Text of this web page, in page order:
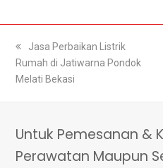
previous
post:
Jasa Perbaikan Listrik
Rumah di Jatiwarna Pondok
Melati Bekasi
Untuk Pemesanan &
Perawatan Maupun